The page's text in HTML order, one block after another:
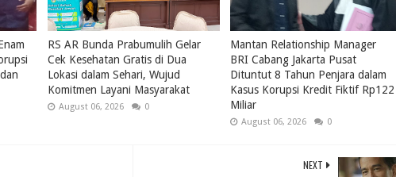
RS AR Bunda Prabumulih Gelar
Cek Kesehatan Gratis di Dua
Lokasi dalam Sehari, Wujud
Komitmen Layani Masyarakat
August 06, 2026 0
Mantan Relationship Manager
BRI Cabang Jakarta Pusat
Dituntut 8 Tahun Penjara dalam
Kasus Korupsi Kredit Fiktif Rp122
Miliar
August 06, 2026 0
NEXT